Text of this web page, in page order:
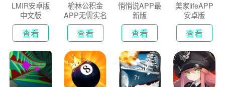
LMIR安卓版
中文版
查看
榆林公积金
APP无需实名
认证版
查看
悄悄说APP最
新版
查看
美家lifeAPP
安卓版
查看